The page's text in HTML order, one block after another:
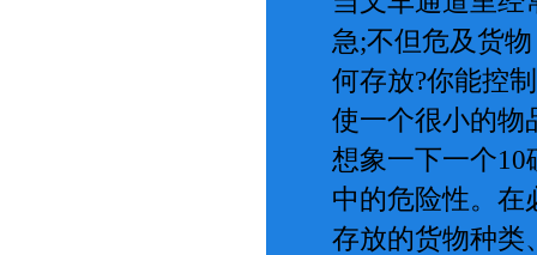
急;不但危及货
何存放?你能控
使一个很小的物
想象一下一个
中的危险性。在
存放的货物种类